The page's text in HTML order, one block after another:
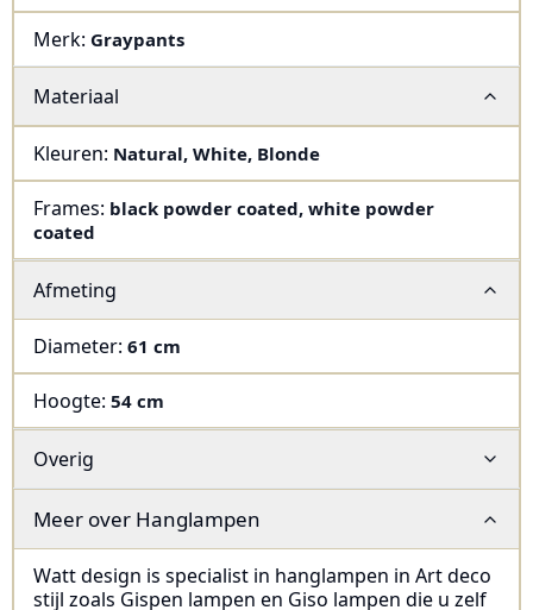
Merk: Graypants
Materiaal
Kleuren: Natural, White, Blonde
Frames: black powder coated, white powder
coated
Afmeting
Diameter: 61 cm
Hoogte: 54 cm
Overig
Meer over Hanglampen
Watt design is specialist in hanglampen in Art deco
stijl zoals Gispen lampen en Giso lampen die u zelf